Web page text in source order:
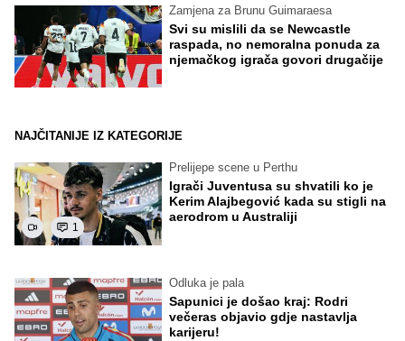
Zamjena za Brunu Guimaraesa
Svi su mislili da se Newcastle
raspada, no nemoralna ponuda za
njemačkog igrača govori drugačije
NAJČITANIJE IZ KATEGORIJE
1
Prelijepe scene u Perthu
Igrači Juventusa su shvatili ko je
Kerim Alajbegović kada su stigli na
aerodrom u Australiji
Odluka je pala
Sapunici je došao kraj: Rodri
večeras objavio gdje nastavlja
karijeru!